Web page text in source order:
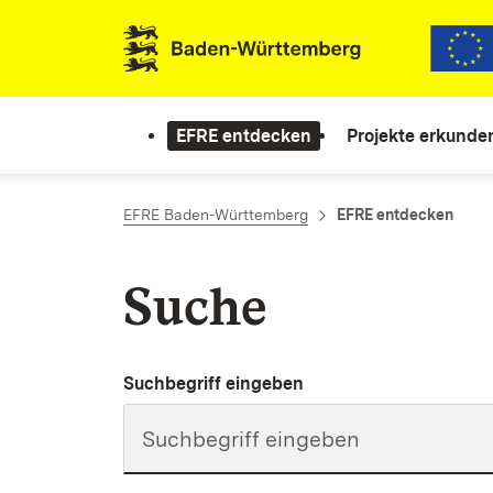
Zum Inhalt springen
Link zur Startseite
EFRE entdecken Projekte
EFRE Baden-Württemberg EFRE entdecken
Suche
Suchbegriff eingeben